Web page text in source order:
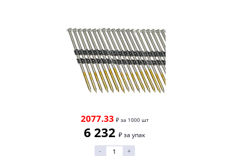
2077.33 ₽ за 1000 шт
6 232 ₽ за упак
-
+